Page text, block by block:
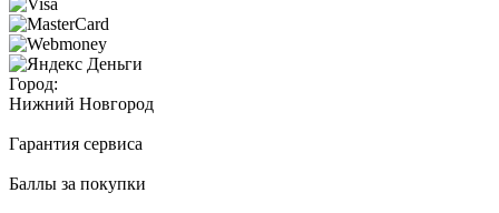
Город:
Нижний Новгород
Гарантия сервиса
Баллы за покупки